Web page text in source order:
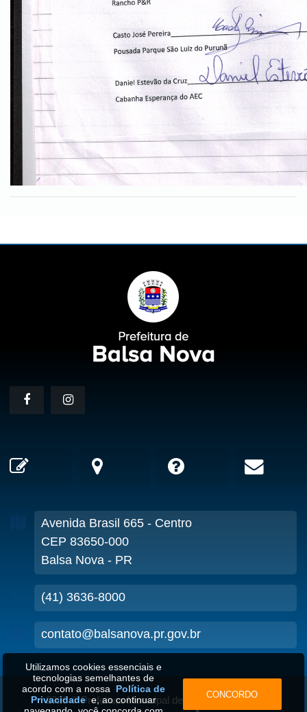
Avenida Brasil 665 - Centro
CEP 83650-000
Balsa Nova - PR
(41) 3636-8000
contato@balsanova.pr.gov.br
2026 ©Prefeitura Municipal de Balsa Nova-PR
Utilizamos cookies essenciais e
tecnologias semelhantes de
acordo com a nossa Política de
Privacidadee, ao continuar
CONCORDO